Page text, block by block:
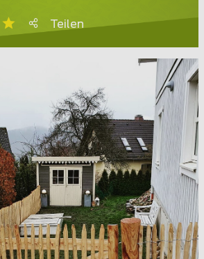
Teilen